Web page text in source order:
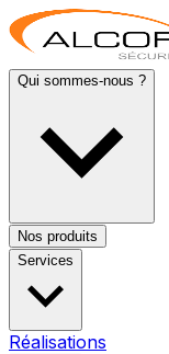
Qui sommes-nous ?
Nos produits
Services
Réalisations